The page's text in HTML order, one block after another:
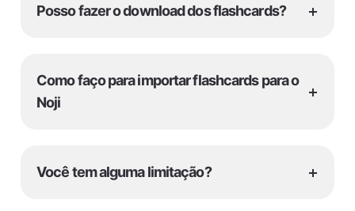
Posso fazer o download dos flashcards? +
Como faço para importar flashcards para o
Noji
+
Você tem alguma limitação? +